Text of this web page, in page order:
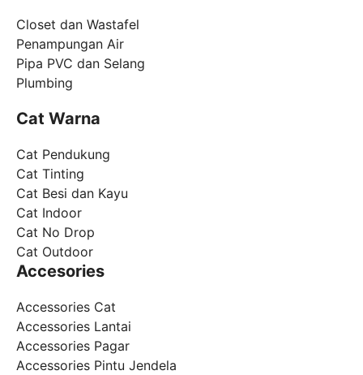
Closet dan Wastafel
Penampungan Air
Pipa PVC dan Selang
Plumbing
Cat Warna
Cat Pendukung
Cat Tinting
Cat Besi dan Kayu
Cat Indoor
Cat No Drop
Cat Outdoor
Accesories
Accessories Cat
Accessories Lantai
Accessories Pagar
Accessories Pintu Jendela